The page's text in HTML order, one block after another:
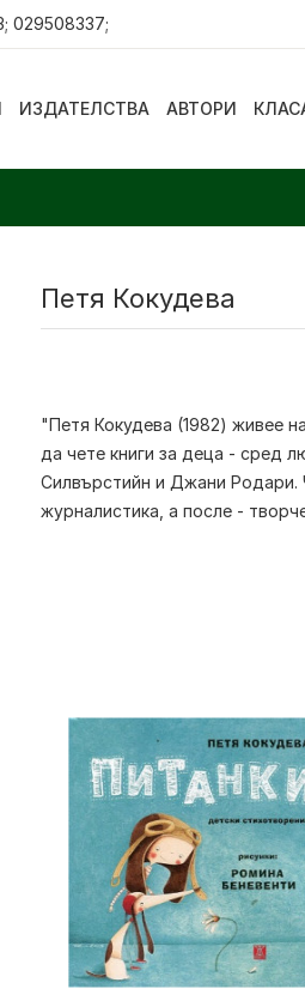
029508337;
ИЗДАТЕЛСТВА АВТОРИ
Петя Кокудева
"Петя Кокудева (1982) живее
да чете книги за деца - сред
Силвърстийн и Джани Родари.
журналистика, а после -